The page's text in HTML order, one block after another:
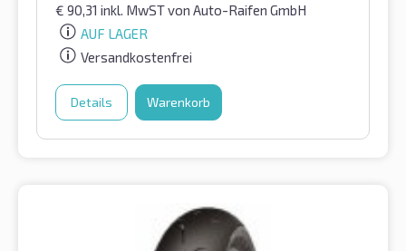
€ 90,31 inkl. MwSTvon Auto-Raifen GmbH
AUF LAGER
Versandkostenfrei
Details Warenkorb